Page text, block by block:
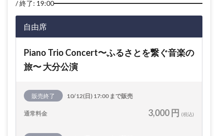
終了: 19:00
自由席
Piano Trio Concert〜ふるさとを繋ぐ音楽の
旅〜 大分公演
販売終了 10/12(日) 17:00 まで販売
通常料金 3,000 円 (税込)